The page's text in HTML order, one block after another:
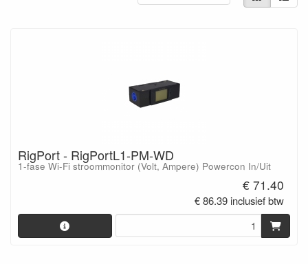
RigPort - RigPortL1-PM-WD
1-fase Wi-Fi stroommonitor (Volt, Ampere) Powercon In/Uit
€ 71.40
€ 86.39 inclusief btw